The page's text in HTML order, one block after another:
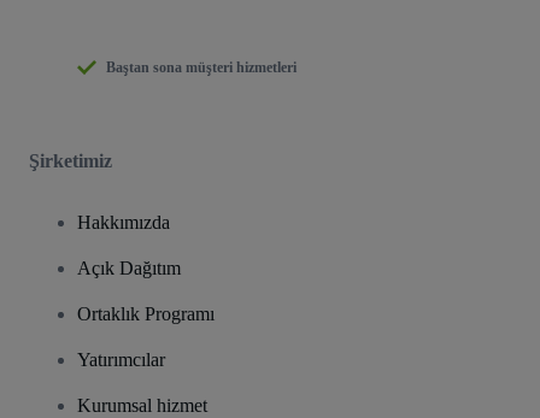
Baştan sona müşteri hizmetleri
Şirketimiz
Hakkımızda
Açık Dağıtım
Ortaklık Programı
Yatırımcılar
Kurumsal hizmet